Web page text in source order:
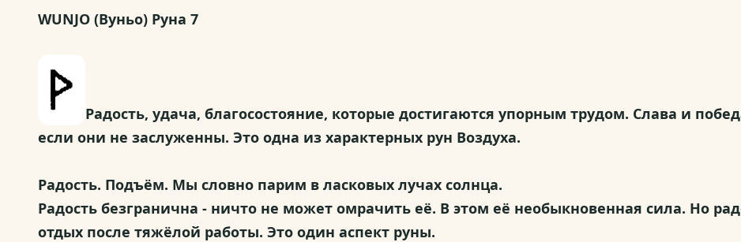
WUNJO (Вуньо) Руна 7
Радость, удача, благосостояние, которые достигаются упорным трудом. Слава и
если они не заслуженны. Это одна из характерных рун Воздуха.
Радость. Подъём. Мы словно парим в ласковых лучах солнца.
Радость безгранична - ничто не может омрачить её. В этом её необыкновенная сила. Но
отдых после тяжёлой работы. Это один аспект руны.